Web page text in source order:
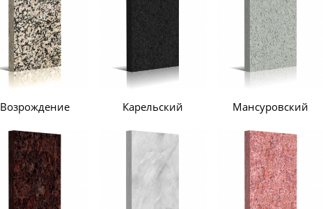
Возрождение Карельский Мансуровский